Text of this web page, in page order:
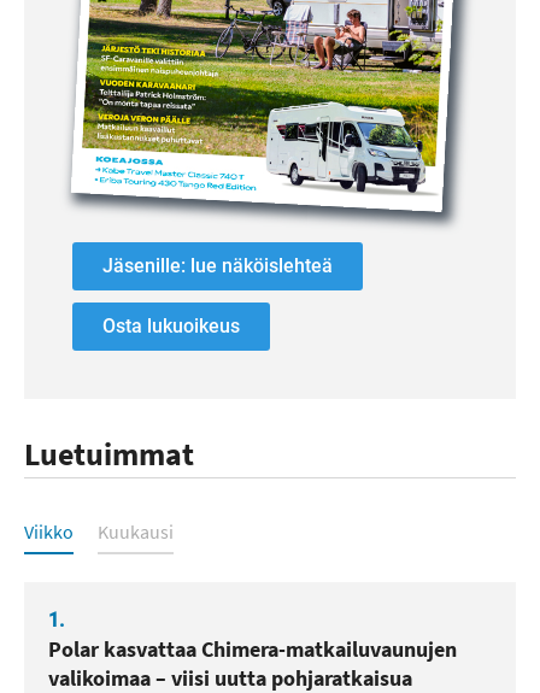
Jäsenille: lue näköislehteä
Osta lukuoikeus
Luetuimmat
Luetuimmat
Viikko Kuukausi
1.
Polar kasvattaa Chimera-matkailuvaunujen
valikoimaa – viisi uutta pohjaratkaisua